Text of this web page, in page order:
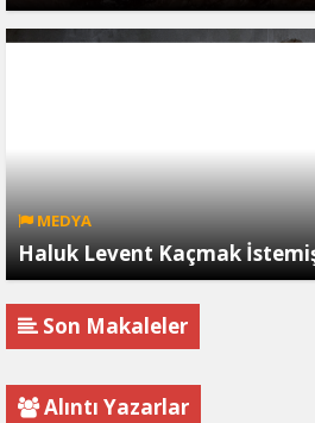
MEDYA
Haluk Levent Kaçmak
Son Makaleler
Alıntı Yazarlar